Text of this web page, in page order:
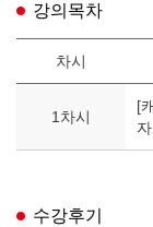
강의목차
차시
1차시
[
수강후기